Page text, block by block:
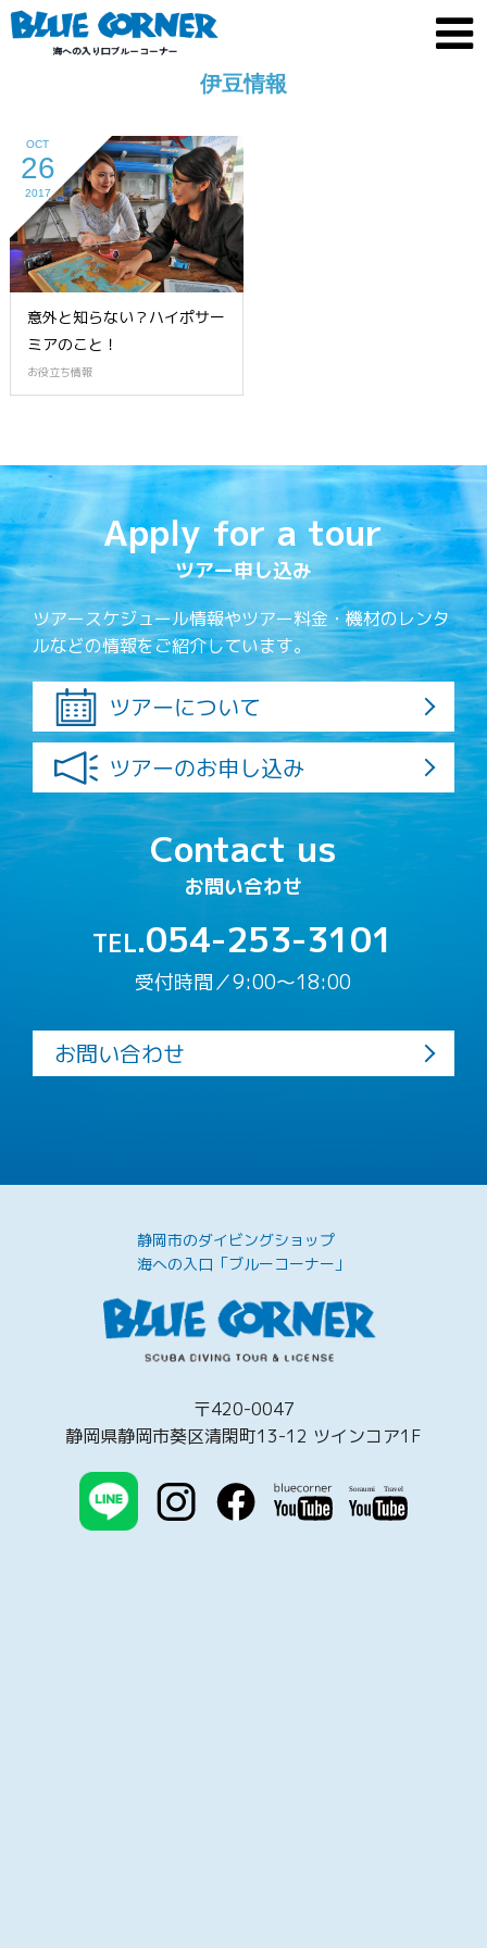
伊豆情報
OCT
26
2017
意外と知らない？ハイポサー
ミアのこと！
お役立ち情報
Apply for a tour
ツアー申し込み
ツアースケジュール情報やツアー料金・機材のレンタ
ルなどの情報をご紹介しています。
ツアーについて
ツアーのお申し込み
Contact us
お問い合わせ
TEL.054-253-3101
受付時間／9:00〜18:00
お問い合わせ
静岡市のダイビングショップ
海への入口「ブルーコーナー」
〒420-0047
静岡県静岡市葵区清閑町13-12 ツインコア1F